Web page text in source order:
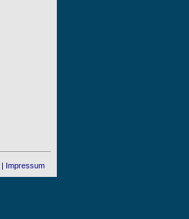
| Impressum